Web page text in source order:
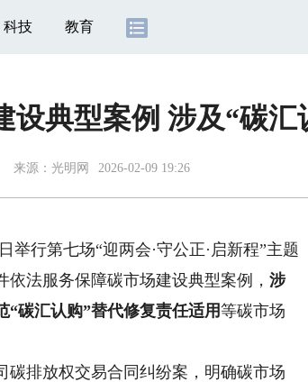
科技 教育
典型案例 涉及“碳
来源： 光明网 2026-02-09 19:26
举行第七场“迎两会·守公正·启新程”主题
依法服务保障碳市场建设典型案例，涉
“碳汇认购”替代修复责任适用等碳市场
排放权交易合同纠纷案，明确碳市场